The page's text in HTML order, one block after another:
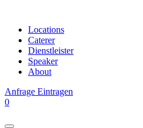
Locations
Caterer
Dienstleister
Speaker
About
Anfrage Eintragen
0